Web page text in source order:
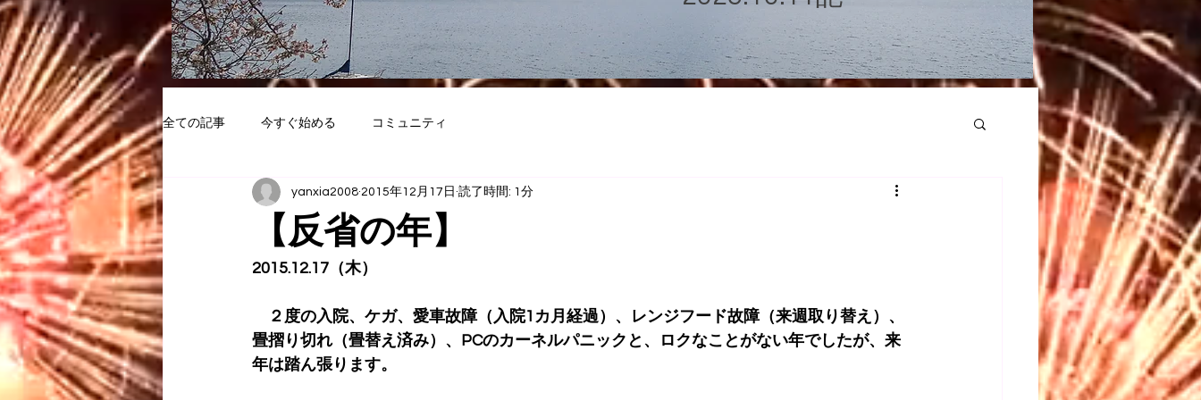
全ての記事 今すぐ始める コミュニティ
【反省の年】
yanxia2008 2015年12月17日 読了時間: 1分
2015.12.17（木）
２度の入院、ケガ、愛車故障（入院1カ月経過）、レンジフード故障（来週取り替え）、
畳摺り切れ（畳替え済み）、PCのカーネルパニックと、ロクなことがない年でしたが、来
年は踏ん張ります。